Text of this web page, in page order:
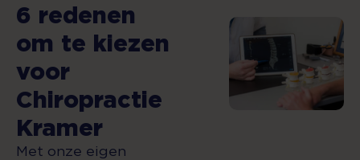
6 redenen
om te kiezen
voor
Chiropractie
Kramer
Met onze eigen